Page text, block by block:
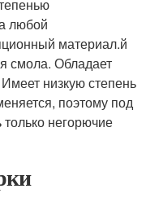
любой
материал.й
смола. Обладает
низкую степень
поэтому под
негорючие